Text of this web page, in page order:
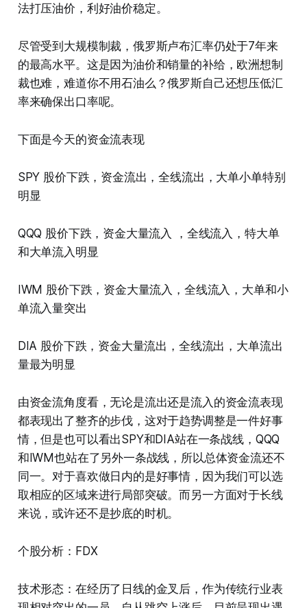
法打压油价，利好油价稳定。
尽管受到大规模制裁，俄罗斯卢布汇率仍处于7年来
的最高水平。这是因为油价和销量的补给，欧洲想制
裁也难，难道你不用石油么？俄罗斯自己还想压低汇
率来确保出口率呢。
下面是今天的资金流表现
SPY 股价下跌，资金流出，全线流出，大单小单特别
明显
QQQ 股价下跌，资金大量流入 ，全线流入，特大单
和大单流入明显
IWM 股价下跌，资金大量流入，全线流入，大单和小
单流入量突出
DIA 股价下跌，资金大量流出，全线流出，大单流出
量最为明显
由资金流角度看，无论是流出还是流入的资金流表现
都表现出了整齐的步伐，这对于趋势调整是一件好事
情，但是也可以看出SPY和DIA站在一条战线，QQQ
和IWM也站在了另外一条战线，所以总体资金流还不
同一。对于喜欢做日内的是好事情，因为我们可以选
取相应的区域来进行局部突破。而另一方面对于长线
来说，或许还不是抄底的时机。
个股分析：FDX
技术形态：在经历了日线的金叉后，作为传统行业表